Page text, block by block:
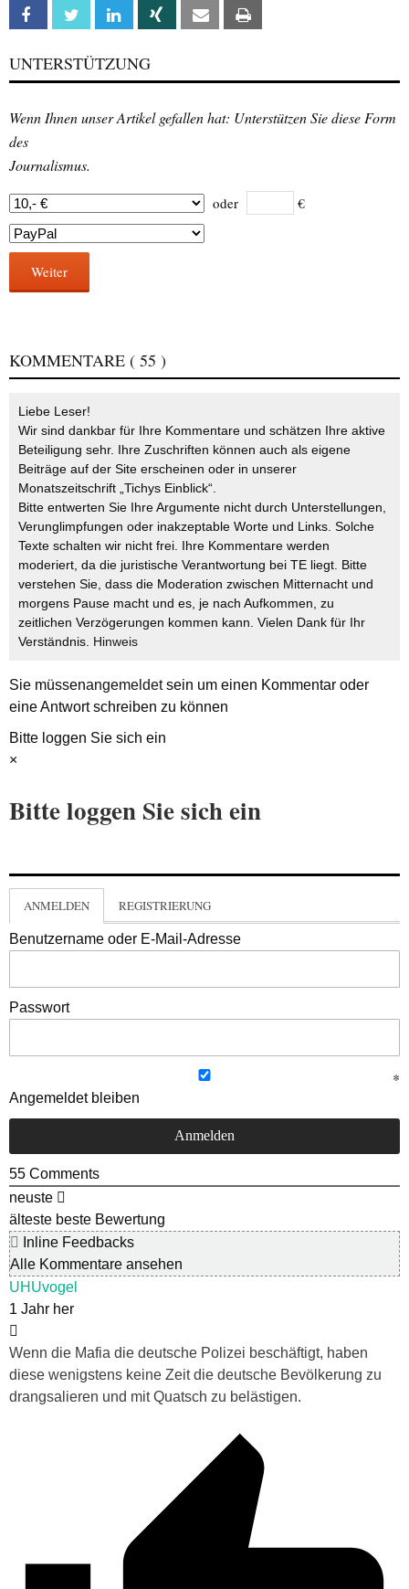
Facebook Twitter Linkedin Xing Email
UNTERSTÜTZUNG
Wenn Ihnen unser Artikel gefallen hat: Unterstützen Sie diese Form
des
Journalismus.
oder €
Weiter
KOMMENTARE ( 55 )
Liebe Leser!
Wir sind dankbar für Ihre Kommentare und schätzen Ihre aktive
Beteiligung sehr. Ihre Zuschriften können auch als eigene
Beiträge auf der Site erscheinen oder in unserer
Monatszeitschrift „Tichys Einblick“.
Bitte entwerten Sie Ihre Argumente nicht durch Unterstellungen,
Verunglimpfungen oder inakzeptable Worte und Links. Solche
Texte schalten wir nicht frei. Ihre Kommentare werden
moderiert, da die juristische Verantwortung bei TE liegt. Bitte
verstehen Sie, dass die Moderation zwischen Mitternacht und
morgens Pause macht und es, je nach Aufkommen, zu
zeitlichen Verzögerungen kommen kann. Vielen Dank für Ihr
Verständnis. Hinweis
Sie müssenangemeldetsein um einen Kommentar oder
eine Antwort schreiben zu können
Bitte loggen Sie sich ein
×
Bitte loggen Sie sich ein
ANMELDEN REGISTRIERUNG
Benutzername oder E-Mail-Adresse
Passwort
Angemeldet bleiben
55 Comments
neuste
älteste beste Bewertung
Inline Feedbacks
Alle Kommentare ansehen
UHUvogel
1 Jahr her
Wenn die Mafia die deutsche Polizei beschäftigt, haben
diese wenigstens keine Zeit die deutsche Bevölkerung zu
drangsalieren und mit Quatsch zu belästigen.